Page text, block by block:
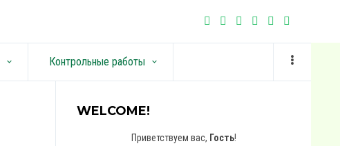
keyboard_arrow_down Контрольные работы keyboard_arrow_down
WELCOME!
Приветствуем вас, Гость!